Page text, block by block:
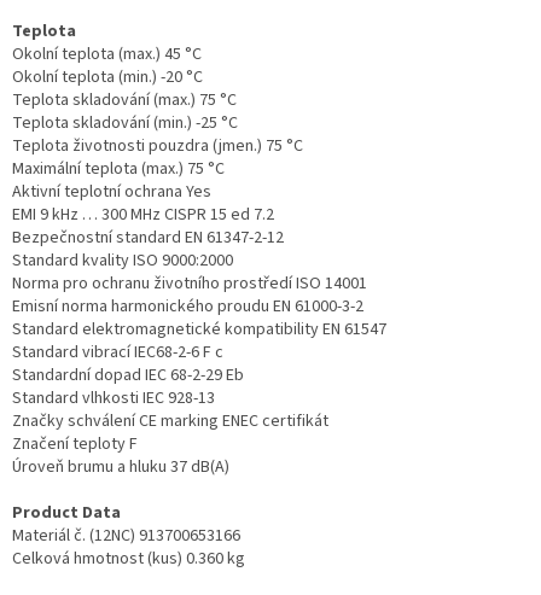
Teplota
Okolní teplota (max.) 45 °C
Okolní teplota (min.) -20 °C
Teplota skladování (max.) 75 °C
Teplota skladování (min.) -25 °C
Teplota životnosti pouzdra (jmen.) 75 °C
Maximální teplota (max.) 75 °C
Aktivní teplotní ochrana Yes
EMI 9 kHz … 300 MHz CISPR 15 ed 7.2
Bezpečnostní standard EN 61347-2-12
Standard kvality ISO 9000:2000
Norma pro ochranu životního prostředí ISO 14001
Emisní norma harmonického proudu EN 61000-3-2
Standard elektromagnetické kompatibility EN 61547
Standard vibrací IEC68-2-6 F c
Standardní dopad IEC 68-2-29 Eb
Standard vlhkosti IEC 928-13
Značky schválení CE marking ENEC certifikát
Značení teploty F
Úroveň brumu a hluku 37 dB(A)
Product Data
Materiál č. (12NC) 913700653166
Celková hmotnost (kus) 0.360 kg